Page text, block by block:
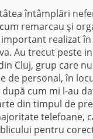
întâmplări
remarcau şi
realizat
Au trecut peste
Cluj, grup care
de personal, în
cum mi l-au
din timpul de
telefoane,
pentru